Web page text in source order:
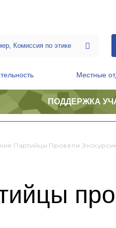
Местные
ПОДДЕРЖКА
Партийцы Провели